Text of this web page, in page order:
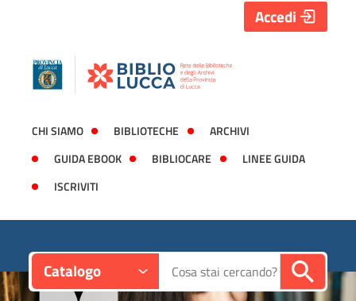
CHI SIAMO BIBLIOTECHE
ARCHIVI
GUIDA EBOOK
BIBLIOCARE
LINEE GUIDA
ISCRIVITI
Accedi
Catalogo Cerca su "Catalogo"